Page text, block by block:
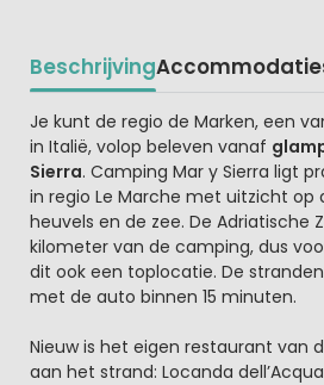
Beschrijving
Beschrijving
Je kunt de regio de Marken, een
in Italië, volop beleven vanaf
Sierra. Camping Mar y Sierra ligt
in regio Le Marche met uitzicht op
heuvels en de zee. De Adriatische
kilometer van de camping, dus
dit ook een toplocatie. De
met de auto binnen 15 minuten.
Nieuw is het eigen restaurant van
aan het strand: Locanda